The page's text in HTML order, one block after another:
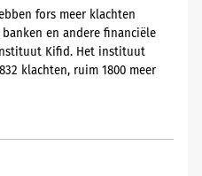
fors meer klachten
en andere financiële
Kifid. Het instituut
klachten, ruim 1800 meer